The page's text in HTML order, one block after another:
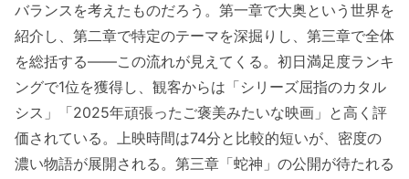
バランスを考えたものだろう。第一章で大奥という世界を
紹介し、第二章で特定のテーマを深掘りし、第三章で全体
を総括する——この流れが見えてくる。初日満足度ランキ
ングで1位を獲得し、観客からは「シリーズ屈指のカタル
シス」「2025年頑張ったご褒美みたいな映画」と高く評
価されている。上映時間は74分と比較的短いが、密度の
濃い物語が展開される。第三章「蛇神」の公開が待たれる